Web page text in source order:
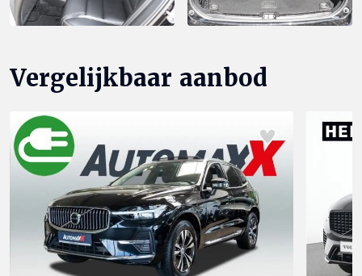
Vergelijkbaar aanbod